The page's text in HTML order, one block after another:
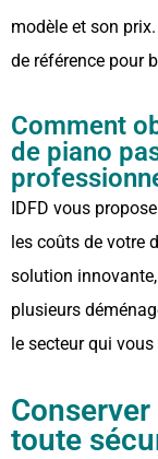
modèle et son
de référence pour
Comment
de piano
IDFD vous
les coûts de votre
solution
plusieurs
le secteur qui vous
toute